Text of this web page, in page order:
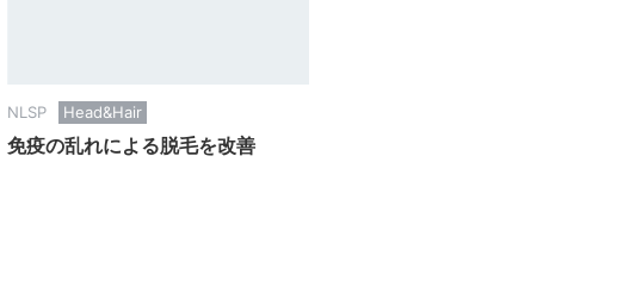
NLSP Head&Hair
免疫の乱れによる脱毛を改善